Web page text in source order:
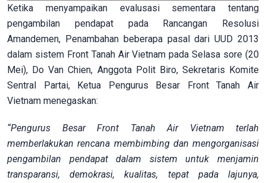
Ketika menyampaikan evalusasi sementara tentang
pengambilan pendapat pada Rancangan Resolusi
Amandemen, Penambahan beberapa pasal dari UUD 2013
dalam sistem Front Tanah Air Vietnam pada Selasa sore (20
Mei), Do Van Chien, Anggota Polit Biro, Sekretaris Komite
Sentral Partai, Ketua Pengurus Besar Front Tanah Air
Vietnam menegaskan:
“Pengurus Besar Front Tanah Air Vietnam terlah
memberlakukan rencana membimbing dan mengorganisasi
pengambilan pendapat dalam sistem untuk menjamin
transparansi, demokrasi, kualitas, tepat pada lajunya,